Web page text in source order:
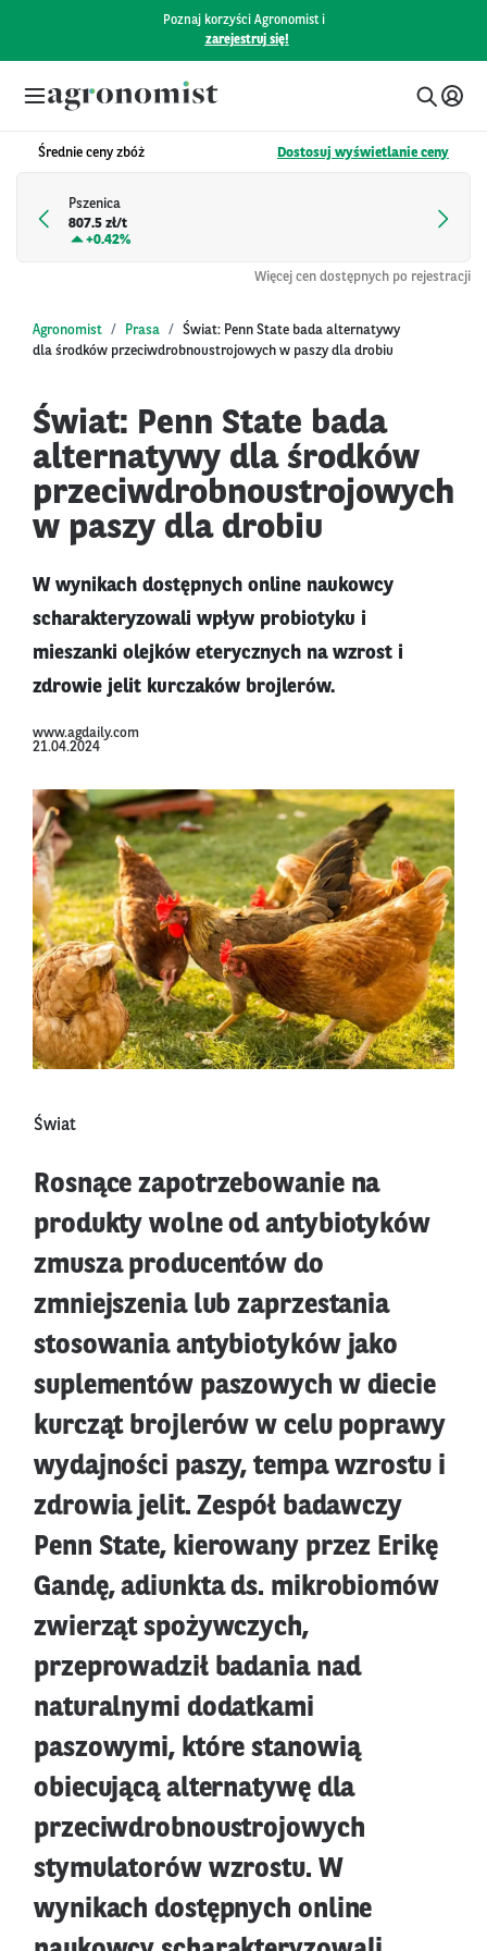
Poznaj korzyści Agronomist i
zarejestruj się!
Średnie ceny zbóż Dostosuj wyświetlanie ceny
Pszenica
807.5 zł/t
+0.42%
Więcej cen dostępnych po rejestracji
Agronomist Prasa
Świat: Penn State bada alternatywy
dla środków przeciwdrobnoustrojowych w paszy dla drobiu
Świat: Penn State bada
alternatywy dla środków
przeciwdrobnoustrojowych
w paszy dla drobiu
W wynikach dostępnych online naukowcy
scharakteryzowali wpływ probiotyku i
mieszanki olejków eterycznych na wzrost i
zdrowie jelit kurczaków brojlerów.
www.agdaily.com
21.04.2024
Świat
Rosnące zapotrzebowanie na
produkty wolne od antybiotyków
zmusza producentów do
zmniejszenia lub zaprzestania
stosowania antybiotyków jako
suplementów paszowych w diecie
kurcząt brojlerów w celu poprawy
wydajności paszy, tempa wzrostu i
zdrowia jelit. Zespół badawczy
Penn State, kierowany przez Erikę
Gandę, adiunkta ds. mikrobiomów
zwierząt spożywczych,
przeprowadził badania nad
naturalnymi dodatkami
paszowymi, które stanowią
obiecującą alternatywę dla
przeciwdrobnoustrojowych
stymulatorów wzrostu. W
wynikach dostępnych online